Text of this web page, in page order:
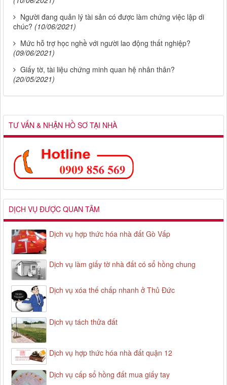
Người đang quản lý tài sản có được làm chứng việc lập di
chúc? (10/06/2021)
Mức hỗ trợ học nghề với người lao động thất nghiệp?
(09/06/2021)
Giấy tờ, tài liệu chứng minh quan hệ nhân thân?
(20/05/2021)
TƯ VẤN & NHẬN HỒ SƠ TẠI NHÀ
DỊCH VỤ ĐƯỢC QUAN TÂM
Dịch vụ hợp thức hóa nhà đất Gò Vấp
Dịch vụ làm giấy tờ nhà đất có sổ hồng chung
Dịch vụ xóa thế chấp nhanh ở Thủ Đức
Dịch vụ tách thửa đất
Dịch vụ hợp thức hóa nhà đất quận 12
Dịch vụ cấp sổ hồng đất mua giấy tay